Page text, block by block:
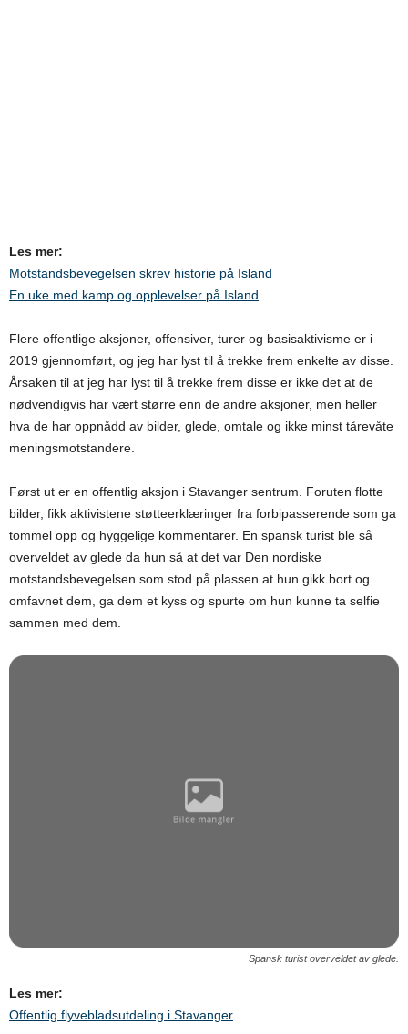
Les mer:
Motstandsbevegelsen skrev historie på Island
En uke med kamp og opplevelser på Island
Flere offentlige aksjoner, offensiver, turer og basisaktivisme er i
2019 gjennomført, og jeg har lyst til å trekke frem enkelte av disse.
Årsaken til at jeg har lyst til å trekke frem disse er ikke det at de
nødvendigvis har vært større enn de andre aksjoner, men heller
hva de har oppnådd av bilder, glede, omtale og ikke minst tårevåte
meningsmotstandere.
Først ut er en offentlig aksjon i Stavanger sentrum. Foruten flotte
bilder, fikk aktivistene støtteerklæringer fra forbipasserende som ga
tommel opp og hyggelige kommentarer. En spansk turist ble så
overveldet av glede da hun så at det var Den nordiske
motstandsbevegelsen som stod på plassen at hun gikk bort og
omfavnet dem, ga dem et kyss og spurte om hun kunne ta selfie
sammen med dem.
Spansk turist overveldet av glede.
Les mer:
Offentlig flyvebladsutdeling i Stavanger